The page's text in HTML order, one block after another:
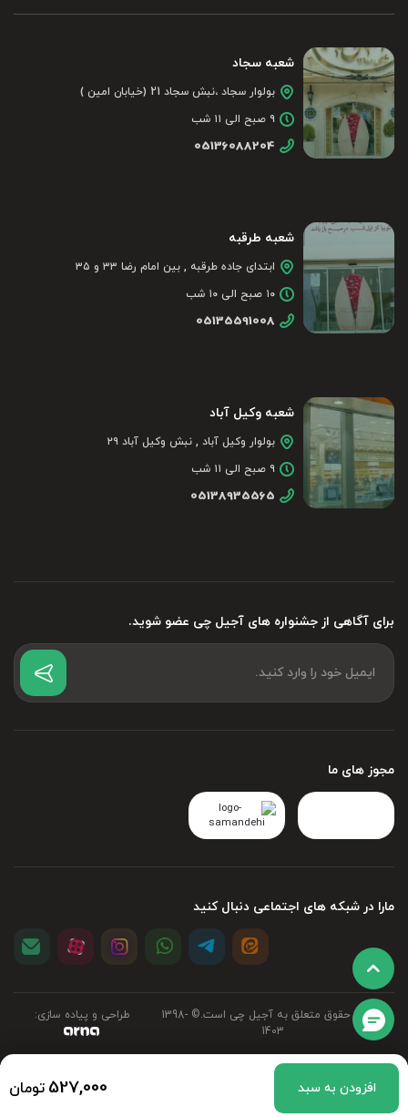
527,000 تومان افزودن به سبد
برای آگاهی از جشنواره های آجیل چی عضو شوید.
شعبه سجاد
بولوار سجاد ،نبش سجاد 21 (خیابان امین )
۹ صبح الی ۱۱ شب
05136088204
شعبه طرقبه
ابتدای جاده طرقبه , بین امام رضا ۳۳ و ۳۵
۱۰ صبح الی ۱۰ شب
05135591008
شعبه وکیل آباد
بولوار وکیل آباد , نبش وکیل آباد ۲۹
۹ صبح الی ۱۱ شب
05138935565
مجوز های ما
مارا در شبکه های اجتماعی دنبال کنید
تمامی حقوق متعلق به آجیل چی است.©‏ 1398-
1403
طراحی و پیاده سازی: